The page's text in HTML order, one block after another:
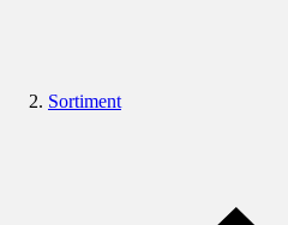
Sortiment